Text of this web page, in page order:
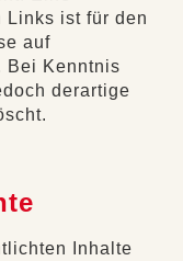
Links ist für den
auf
Bei Kenntnis
derartige
Inhalte